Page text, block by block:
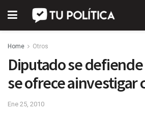
Home Otros
Diputado se
se ofrece ainvestigar
Ene 25, 2010